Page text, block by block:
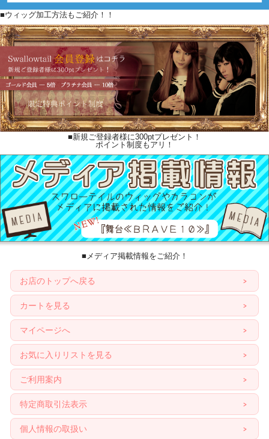
■ウィッグ加工方法もご紹介！！
■新規ご登録者様に300ptプレゼント！
ポイント制度もアリ！
■メディア掲載情報をご紹介！
お店のトップへ戻る
カートを見る
マイページへ
お気に入りリストを見る
ご利用案内
特定商取引法表示
個人情報の取扱い